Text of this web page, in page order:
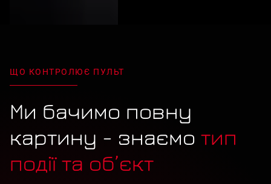
ЩО КОНТРОЛЮЄ ПУЛЬТ
Ми бачимо повну
картину - знаємо тип
події та об’єкт